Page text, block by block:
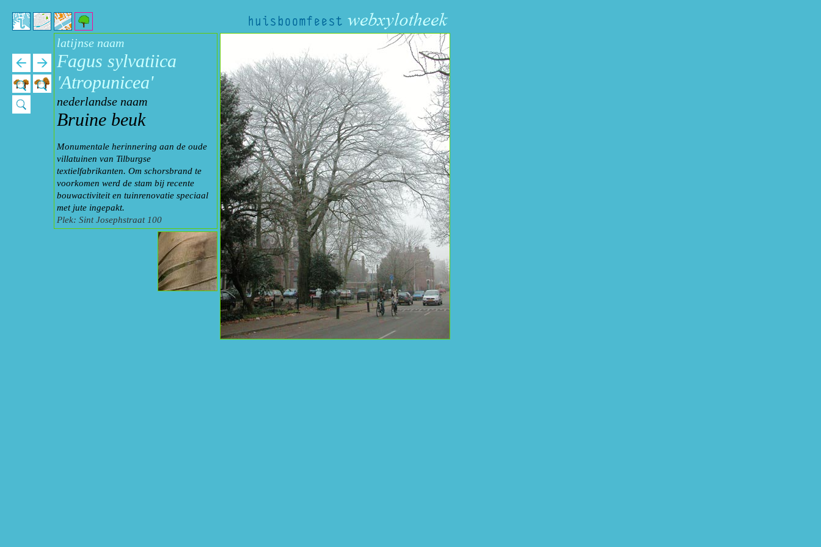
latijnse naam
Fagus sylvatiica
'Atropunicea'
nederlandse naam
Bruine beuk
Monumentale herinnering aan de oude
villatuinen van Tilburgse
textielfabrikanten. Om schorsbrand te
voorkomen werd de stam bij recente
bouwactiviteit en tuinrenovatie speciaal
met jute ingepakt.
Plek: Sint Josephstraat 100